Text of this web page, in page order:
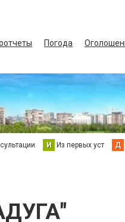
Погода
И Из первых уст Д